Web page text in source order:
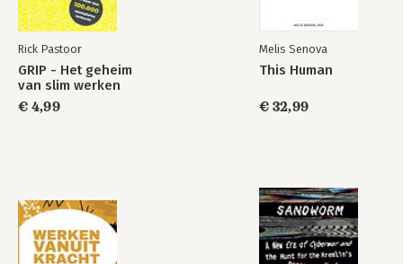
6.2 Het gebruik van PROAC
6.3 Het gebruik van OPRA, PORA of POA
In 10 stappen naar een sluitende en juiste PROA
Gebruikte literatuur
Rick Pastoor
GRIP - Het geheim
van slim werken
€ 4,99
Melis Senova
This Human
€ 32,99